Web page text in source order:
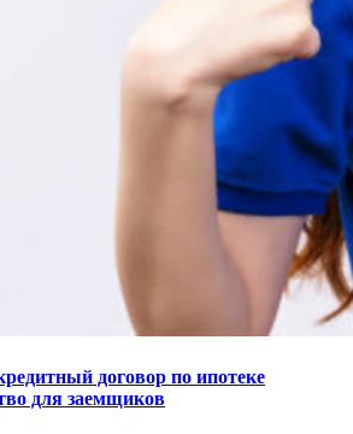
договор по ипотеке
для заемщиков